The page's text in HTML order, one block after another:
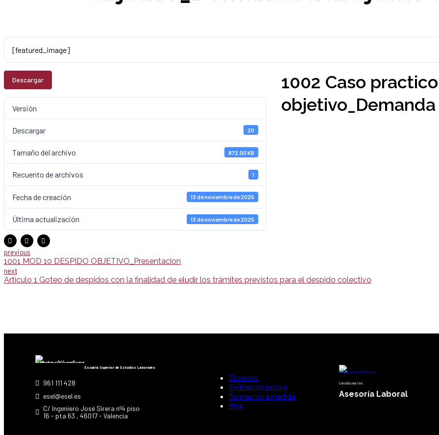
[featured_image]
Descargar
Versión
Descargar 20
Tamaño del archivo 872.00 KB
Recuento de archivos 1
Fecha de creación 13 de noviembre de 2025
Última actualización 13 de noviembre de 2025
1002 Caso
previous
1001 MOD 10 DESPIDO OBJETIVO_Presentacion
next
Articulo 1 Goteo de despidos con la finalidad de eludir los trámites previstos para el despido colectivo
Escuela Superior de Estudios Laborales
961 111 428
esel@esel.es
C/ Ingeniero José Sirera nº4 piso
16 - pta 63 , 46017 - Valencia
El centro
Formación propia
Formación a medida
Blog
Consulta nuestra
Asesoría Laboral